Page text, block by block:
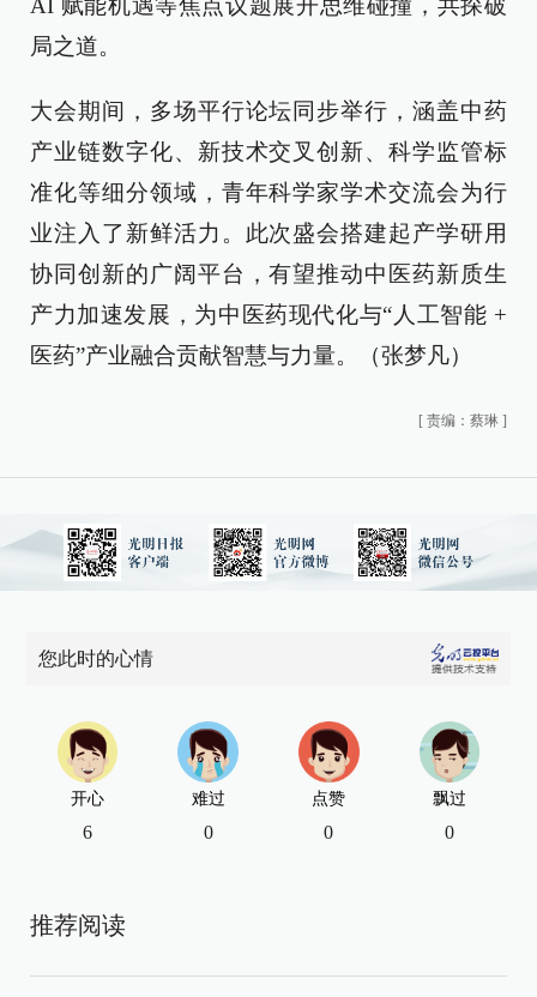
AI 赋能机遇等焦点议题展开思维碰撞，共探破
局之道。
大会期间，多场平行论坛同步举行，涵盖中药
产业链数字化、新技术交叉创新、科学监管标
准化等细分领域，青年科学家学术交流会为行
业注入了新鲜活力。此次盛会搭建起产学研用
协同创新的广阔平台，有望推动中医药新质生
产力加速发展，为中医药现代化与“人工智能 +
医药”产业融合贡献智慧与力量。（张梦凡）
[ 责编：蔡琳 ]
您此时的心情
开心
6
难过
0
点赞
0
飘过
0
推荐阅读